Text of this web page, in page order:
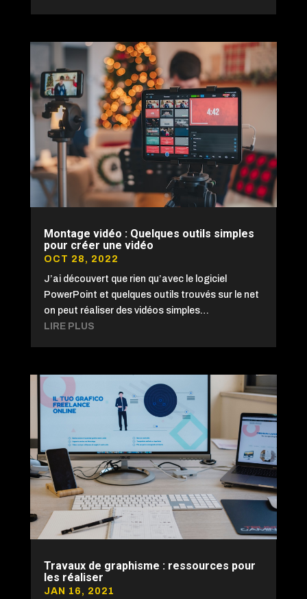
Montage vidéo : Quelques outils simples
pour créer une vidéo
OCT 28, 2022
J’ai découvert que rien qu’avec le logiciel
PowerPoint et quelques outils trouvés sur le net
on peut réaliser des vidéos simples…
LIRE PLUS
Travaux de graphisme : ressources pour
les réaliser
JAN 16, 2021